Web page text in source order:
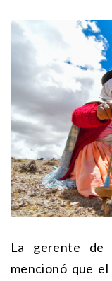
La gerente de
mencionó que